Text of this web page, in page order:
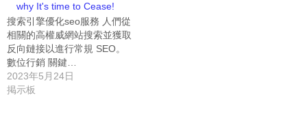
why It's time to Cease!
搜索引擎優化seo服務 人們從
相關的高權威網站搜索並獲取
反向鏈接以進行常規 SEO。
數位行銷 關鍵…
2023年5月24日
掲示板